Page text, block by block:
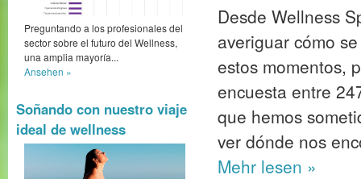
Preguntando a los profesionales del
sector sobre el futuro del Wellness,
una amplia mayoría...
Ansehen »
Soñando con nuestro viaje
ideal de wellness
Desde Wellness
averiguar cómo
estos momentos,
encuesta entre
que hemos
ver dónde nos
Mehr lesen »